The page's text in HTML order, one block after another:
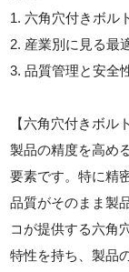
1. 六角穴付きボル
2. 産業別に見る最
3. 品質管理と安全
【六角穴付きボル
製品の精度を高め
要素です。特に精
品質がそのまま製
コが提供する六角
特性を持ち、製品